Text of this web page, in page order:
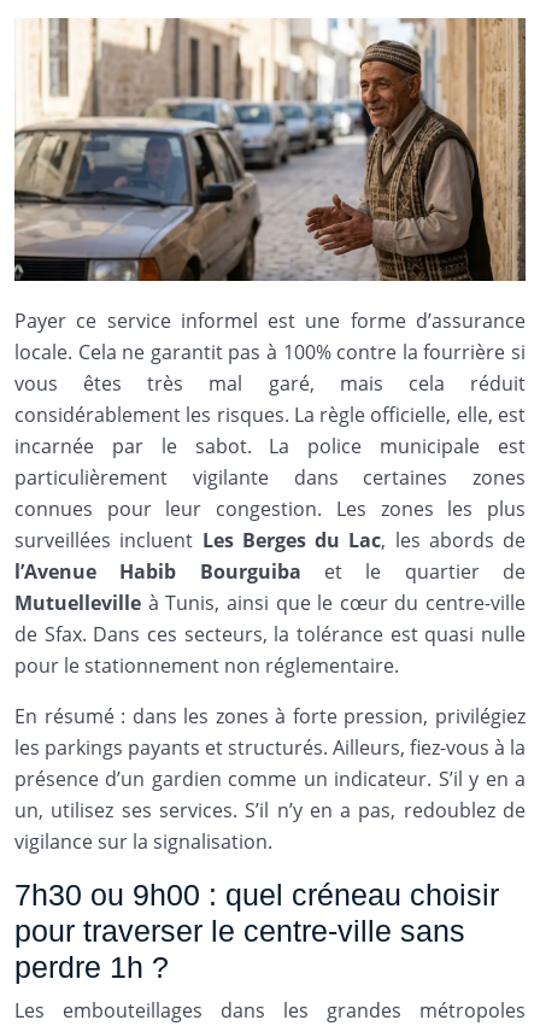
Payer ce service informel est une forme d’assurance
locale. Cela ne garantit pas à 100% contre la fourrière si
vous êtes très mal garé, mais cela réduit
considérablement les risques. La règle officielle, elle, est
incarnée par le sabot. La police municipale est
particulièrement vigilante dans certaines zones
connues pour leur congestion. Les zones les plus
surveillées incluent Les Berges du Lac, les abords de
l’Avenue Habib Bourguiba et le quartier de
Mutuelleville à Tunis, ainsi que le cœur du centre-ville
de Sfax. Dans ces secteurs, la tolérance est quasi nulle
pour le stationnement non réglementaire.
En résumé : dans les zones à forte pression, privilégiez
les parkings payants et structurés. Ailleurs, fiez-vous à la
présence d’un gardien comme un indicateur. S’il y en a
un, utilisez ses services. S’il n’y en a pas, redoublez de
vigilance sur la signalisation.
7h30 ou 9h00 : quel créneau choisir
pour traverser le centre-ville sans
perdre 1h ?
Les embouteillages dans les grandes métropoles